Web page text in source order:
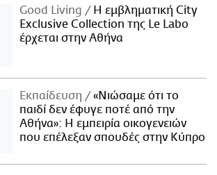
Good Living
Η εμβληματική City
Exclusive Collection της Le Labo
έρχεται στην Αθήνα
Εκπαίδευση
«Νιώσαμε ότι το
παιδί δεν έφυγε ποτέ από την
Αθήνα»: Η εμπειρία οικογενειών
που επέλεξαν σπουδές στην Κύπρο